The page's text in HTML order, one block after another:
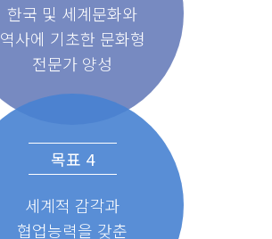
한국 및 세계문화와
역사에 기초한 문화형
전문가 양성
목표 4
세계적 감각과
협업능력을 갖춘